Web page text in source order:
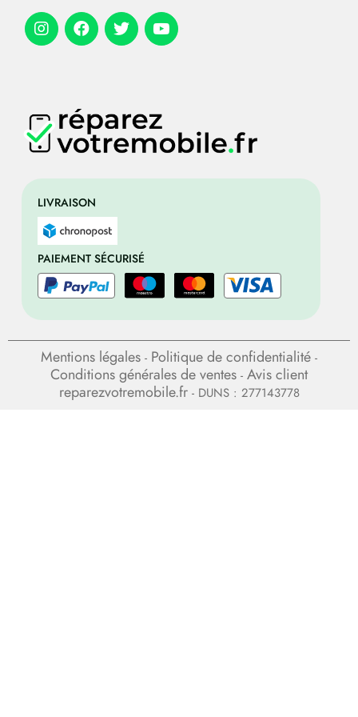
LIVRAISON
PAIEMENT SÉCURISÉ
Mentions légales - Politique de confidentialité -
Conditions générales de ventes - Avis client
reparezvotremobile.fr- DUNS : 277143778